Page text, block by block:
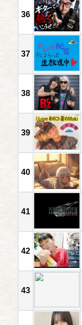
36
37
38
39
40
41
42
43